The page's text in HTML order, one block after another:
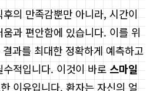
의 만족감뿐만 아니라, 시간이
과 편안함에 있습니다. 이를 위
과를 최대한 정확하게 예측하고
적입니다. 이것이 바로 스마일
이유입니다. 환자는 자신의 얼